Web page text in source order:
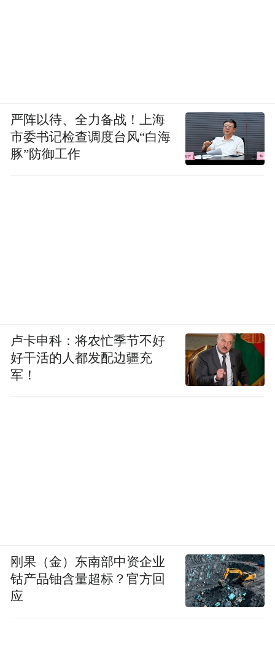
严阵以待、全力备战！上海
市委书记检查调度台风“白海
豚”防御工作
卢卡申科：将农忙季节不好
好干活的人都发配边疆充
军！
刚果（金）东南部中资企业
钴产品铀含量超标？官方回
应